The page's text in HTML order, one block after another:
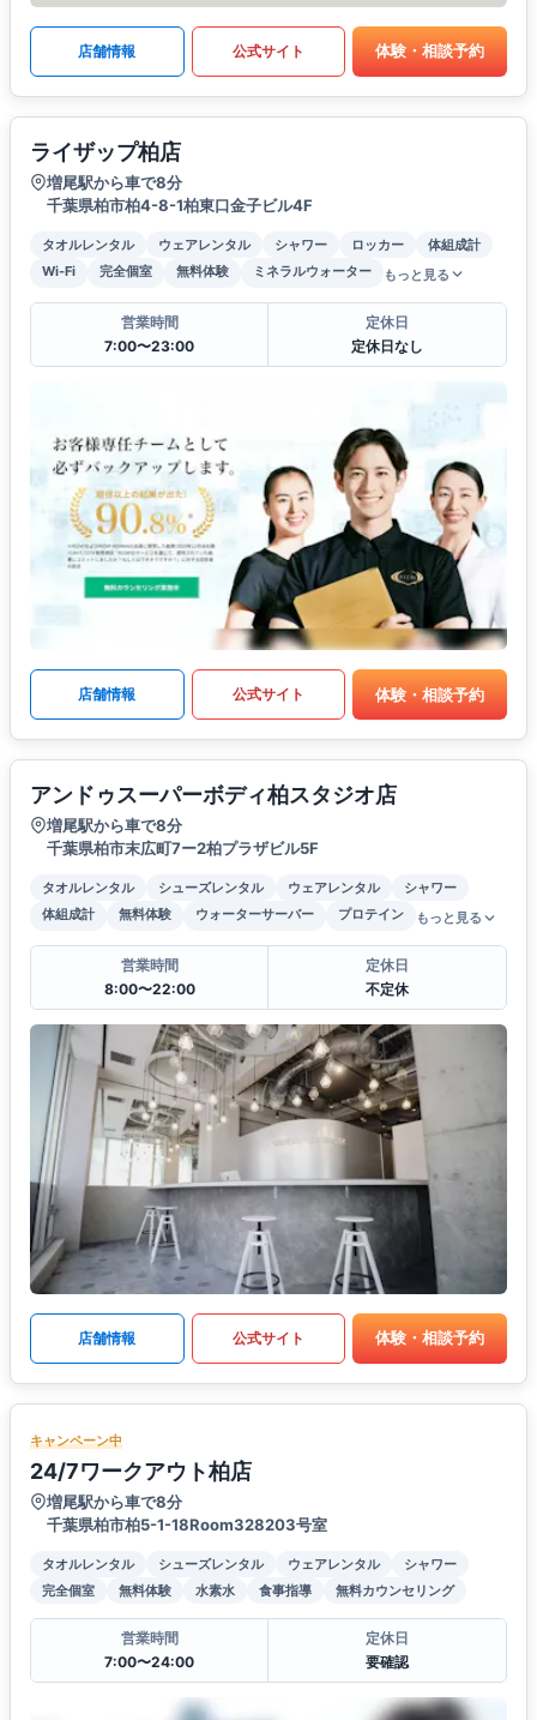
店舗情報 公式サイト 体験・相談予約
ライザップ柏店
増尾駅から車で8分
千葉県柏市柏4-8-1柏東口金子ビル4F
タオルレンタル ウェアレンタル シャワー ロッカー
体組成計
Wi-Fi
完全個室 無料体験 ミネラルウォーター もっと見る
営業時間
7:00〜23:00
定休日
定休日なし
店舗情報 公式サイト 体験・相談予約
アンドゥスーパーボディ柏スタジオ店
増尾駅から車で8分
千葉県柏市末広町7ー2柏プラザビル5F
タオルレンタル シューズレンタル ウェアレンタル
シャワー
体組成計
無料体験 ウォーターサーバー プロテイン もっと見る
営業時間
8:00〜22:00
定休日
不定休
店舗情報 公式サイト 体験・相談予約
キャンペーン中
24/7ワークアウト柏店
増尾駅から車で8分
千葉県柏市柏5-1-18Room328203号室
タオルレンタル シューズレンタル ウェアレンタル
シャワー
完全個室
無料体験 水素水 食事指導 無料カウンセリング
営業時間
7:00〜24:00
定休日
要確認